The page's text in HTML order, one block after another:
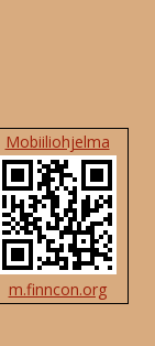
Mobiiliohjelma
m.finncon.org